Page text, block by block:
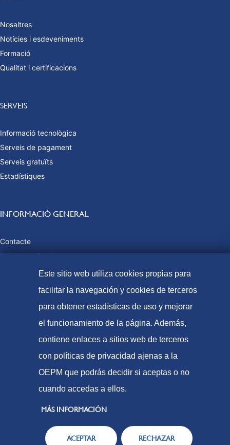
Nosaltres
Notícies i esdeveniments
Formació
Qualitat i certificacions
SERVEIS
Informació tecnològica
Serveis de pagament
Serveis gratuïts
Estadístiques
INFORMACIÓ GENERAL
Contacte
Preguntes freqüents
Taxes i preus públics
Formes de pagament
© Oficina Espanyola de Patents i Marques, 2021
Accessibilitat
Avís Legal
Protecció de dades
Este sitio web utiliza cookies propias para
facilitar la navegación y cookies de terceros
para obtener estadísticas de uso y mejorar
el funcionamiento de la página. Además,
contiene enlaces a sitios web de terceros
con políticas de privacidad ajenas a la
OEPM que podrás decidir si aceptas o no
cuando accedas a ellos.
MÁS INFORMACIÓN
ACEPTAR RECHAZAR